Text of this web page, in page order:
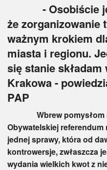
- Osobiście
że zorganizowanie
ważnym krokiem
miasta i regionu.
się stanie
Krakowa -
PAP
Wbrew pomysłom
Obywatelskiej
jednej sprawy, która od
kontrowersje, zwłaszcza
wydania wielkich kwot z